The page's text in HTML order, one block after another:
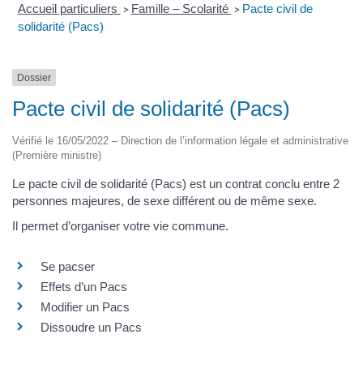
Accueil particuliers > Famille – Scolarité > Pacte civil de
solidarité (Pacs)
Dossier
Pacte civil de solidarité (Pacs)
Vérifié le 16/05/2022 – Direction de l’information légale et administrative
(Première ministre)
Le pacte civil de solidarité (Pacs) est un contrat conclu entre 2
personnes majeures, de sexe différent ou de même sexe.
Il permet d’organiser votre vie commune.
Se pacser
Effets d’un Pacs
Modifier un Pacs
Dissoudre un Pacs